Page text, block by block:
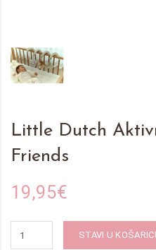
Little Dutch
Friends
19,95€
STAVI U